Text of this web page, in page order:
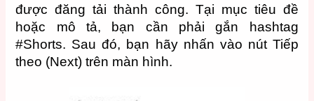
được đăng tải thành công. Tại mục tiêu đề
hoặc mô tả, bạn cần phải gắn hashtag
#Shorts. Sau đó, bạn hãy nhấn vào nút Tiếp
theo (Next) trên màn hình.